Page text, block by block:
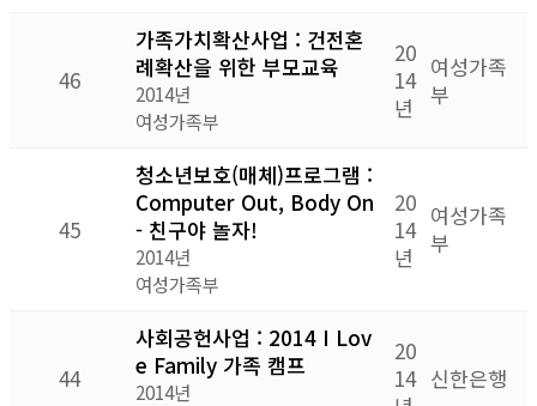
46
가족가치확산사업 : 건전혼
례확산을 위한 부모교육
2014년
여성가족부
20
14
년
여성가족
부
45
청소년보호(매체)프로그램 :
Computer Out, Body On
- 친구야 놀자!
2014년
여성가족부
20
14
년
여성가족
부
44
사회공헌사업 : 2014 I Lov
e Family 가족 캠프
2014년
20
14 신한은행